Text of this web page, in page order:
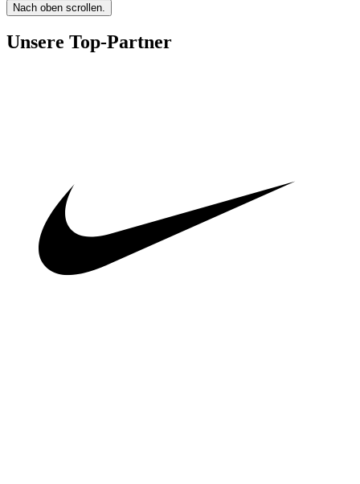
Nach oben scrollen.
Unsere Top-Partner